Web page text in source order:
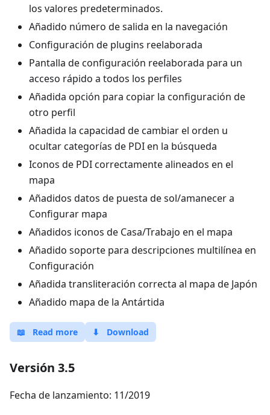
los valores predeterminados.
Añadido número de salida en la navegación
Configuración de plugins reelaborada
Pantalla de configuración reelaborada para un
acceso rápido a todos los perfiles
Añadida opción para copiar la configuración de
otro perfil
Añadida la capacidad de cambiar el orden u
ocultar categorías de PDI en la búsqueda
Iconos de PDI correctamente alineados en el
mapa
Añadidos datos de puesta de sol/amanecer a
Configurar mapa
Añadidos iconos de Casa/Trabajo en el mapa
Añadido soporte para descripciones multilínea en
Configuración
Añadida transliteración correcta al mapa de Japón
Añadido mapa de la Antártida
📖 Read more ⬇ Download
Versión 3.5
Fecha de lanzamiento: 11/2019